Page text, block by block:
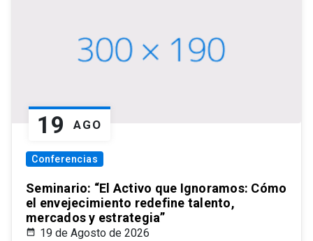
19 AGO
Conferencias
Seminario: “El Activo que Ignoramos: Cómo
el envejecimiento redefine talento,
mercados y estrategia”
19 de Agosto de 2026